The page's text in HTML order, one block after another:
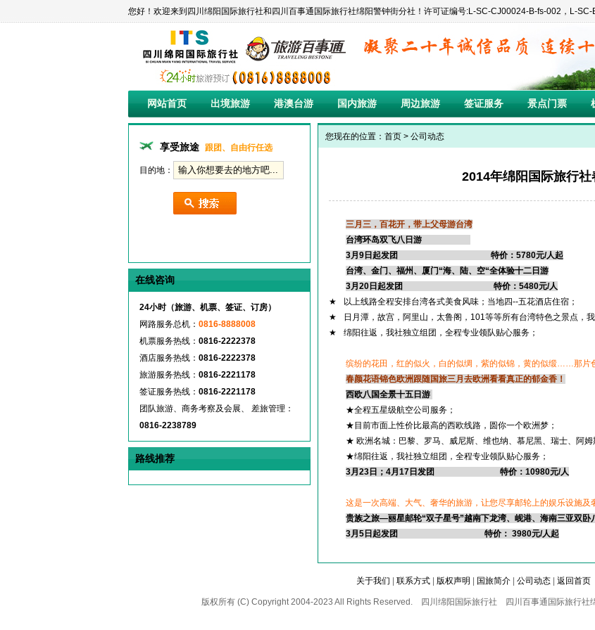
您好！欢迎来到四川绵阳国际旅行社和四川百事通国际旅行社绵阳警钟街分社！许可证编号:L-SC-CJ00024-B-fs-002，L-
网站首页 出境旅游 港澳台游 国内旅游 周边旅游 签证服务 景点门票
享受旅途 跟团、自由行任选
目的地：
在线咨询
24小时（旅游、机票、签证、订房）
网路服务总机： 0816-8888008
机票服务热线： 0816-2222378
酒店服务热线： 0816-2222378
旅游服务热线： 0816-2221178
签证服务热线： 0816-2221178
团队旅游、商务考察及会展、 差旅管理：
0816-2238789
路线推荐
您现在的位置： 首页 > 公司动态
2014年绵阳国际旅行
三月三，百花开， 带上父母游台湾
台湾环岛双飞八日游
3月9日 起发团
特价：5780元/人起
台湾、金门、福州、厦门“海、陆、空“全体验十二日游
3月20日 起发团
特价：5480元/人
★
以上线路全程安排台湾各式美食风味；当地四--五花酒店住宿；
★
日月潭，故宫，阿里山，太鲁阁， 101等等所有台湾特色之景点，
★
绵阳往返，我社独立组团，全程专业领队贴心服务；
缤纷的花田，红的似火，白的似绸，紫的似锦，黄的似缎……那
春颜花语锦色欧洲跟随国旅三月去欧洲看看真正的郁金香！
西欧八国全景十五日游
★全程五星级航空公司服务；
★目前市面上性价比最高的西欧线路，圆你一个欧洲梦；
★ 欧洲名城：巴黎、罗马、威尼斯、维也纳、慕尼黑、瑞士、阿姆
★绵阳往返，我社独立组团，全程专业领队贴心服务；
3月23日 ；4月17日发团 特价：10980元/人
这是一次高端、大气、奢华的旅游，让您尽享邮轮上的娱乐设施
贵族之旅—丽星邮轮“双子星号”越南下龙湾、岘港、海南三亚双卧
3月5日 起发团 特价： 3980元/人起
关于我们 联系方式| 版权声明 国旅简介| 公司动态| 返回首页
版权所有 (C) Copyright 2004-2023 All Rights Reserved. 四川绵阳国际旅行社 四川百事通国际旅行社